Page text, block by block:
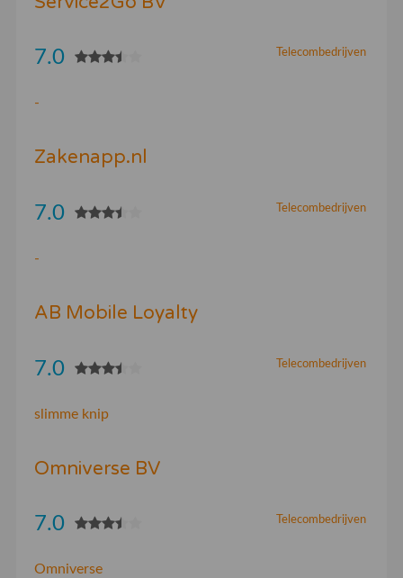
Telecombedrijven
7.0
-
Zakenapp.nl
Telecombedrijven
7.0
-
AB Mobile Loyalty
Telecombedrijven
7.0
slimme knip
Omniverse BV
Telecombedrijven
7.0
Omniverse